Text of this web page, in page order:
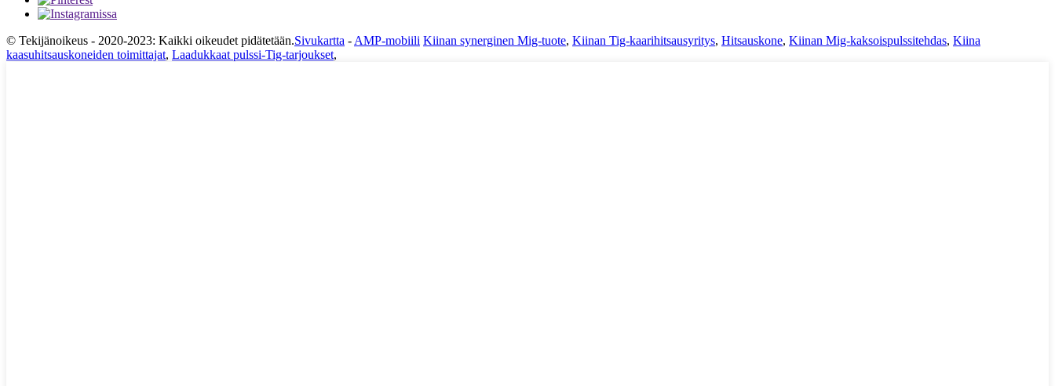
© Tekijänoikeus - 2020-2023: Kaikki oikeudet pidätetään.Sivukartta - AMP-mobiili Kiinan synerginen Mig-tuote, Kiinan Tig-kaarihitsausyritys, Hitsauskone, Kiinan Mig-kaksoispulssitehdas, Kiina
kaasuhitsauskoneiden toimittajat, Laadukkaat pulssi-Tig-tarjoukset,